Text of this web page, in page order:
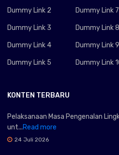
Dummy Link 2
Dummy Link 3
Dummy Link 4
Dummy Link 5
Dummy Link 7
Dummy Link 8
Dummy Link 9
Dummy Link
KONTEN TERBARU
Pelaksanaan Masa Pengenalan
unt...Read more
24 Juli 2026